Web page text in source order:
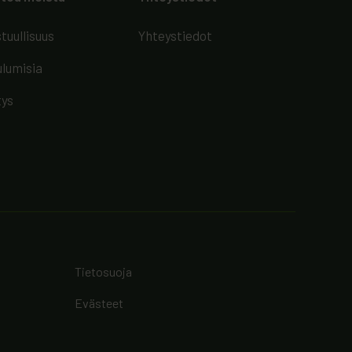
Yhteystiedot
Tietosuoja
Evästeet